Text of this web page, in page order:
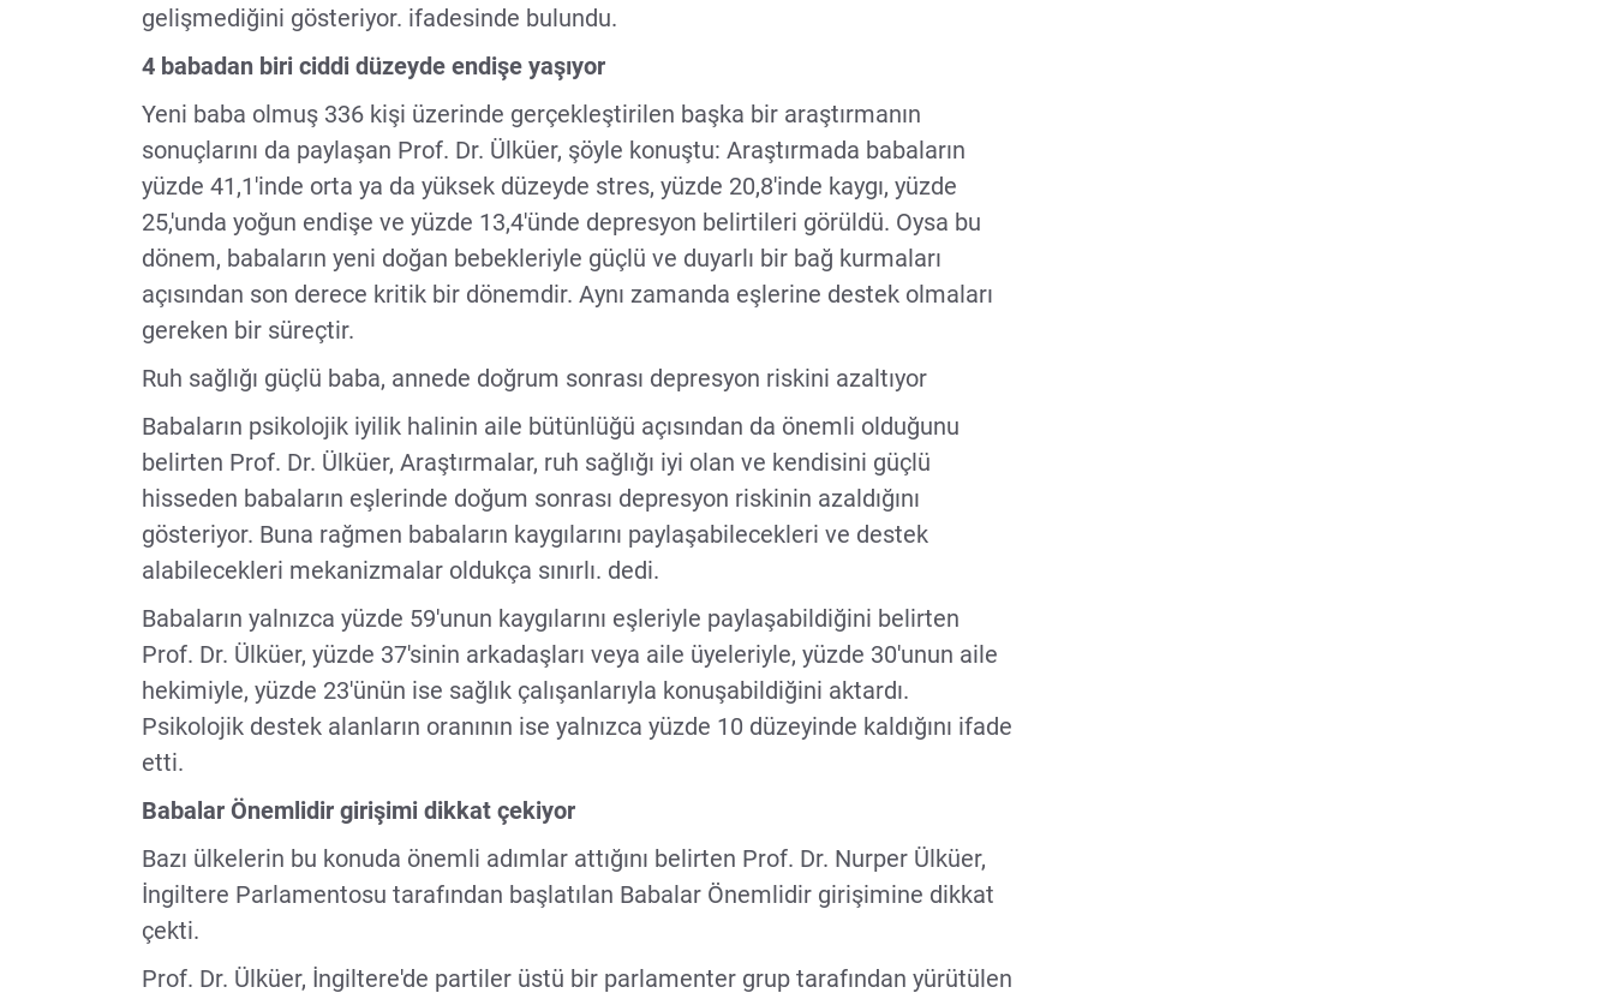
gelişmediğini gösteriyor. ifadesinde bulundu.
4 babadan biri ciddi düzeyde endişe yaşıyor
Yeni baba olmuş 336 kişi üzerinde gerçekleştirilen başka bir araştırmanın
sonuçlarını da paylaşan Prof. Dr. Ülküer, şöyle konuştu: Araştırmada babaların
yüzde 41,1'inde orta ya da yüksek düzeyde stres, yüzde 20,8'inde kaygı, yüzde
25,'unda yoğun endişe ve yüzde 13,4'ünde depresyon belirtileri görüldü. Oysa bu
dönem, babaların yeni doğan bebekleriyle güçlü ve duyarlı bir bağ kurmaları
açısından son derece kritik bir dönemdir. Aynı zamanda eşlerine destek olmaları
gereken bir süreçtir.
Ruh sağlığı güçlü baba, annede doğrum sonrası depresyon riskini azaltıyor
Babaların psikolojik iyilik halinin aile bütünlüğü açısından da önemli olduğunu
belirten Prof. Dr. Ülküer, Araştırmalar, ruh sağlığı iyi olan ve kendisini güçlü
hisseden babaların eşlerinde doğum sonrası depresyon riskinin azaldığını
gösteriyor. Buna rağmen babaların kaygılarını paylaşabilecekleri ve destek
alabilecekleri mekanizmalar oldukça sınırlı. dedi.
Babaların yalnızca yüzde 59'unun kaygılarını eşleriyle paylaşabildiğini belirten
Prof. Dr. Ülküer, yüzde 37'sinin arkadaşları veya aile üyeleriyle, yüzde 30'unun aile
hekimiyle, yüzde 23'ünün ise sağlık çalışanlarıyla konuşabildiğini aktardı.
Psikolojik destek alanların oranının ise yalnızca yüzde 10 düzeyinde kaldığını ifade
etti.
Babalar Önemlidir girişimi dikkat çekiyor
Bazı ülkelerin bu konuda önemli adımlar attığını belirten Prof. Dr. Nurper Ülküer,
İngiltere Parlamentosu tarafından başlatılan Babalar Önemlidir girişimine dikkat
çekti.
Prof. Dr. Ülküer, İngiltere'de partiler üstü bir parlamenter grup tarafından yürütülen